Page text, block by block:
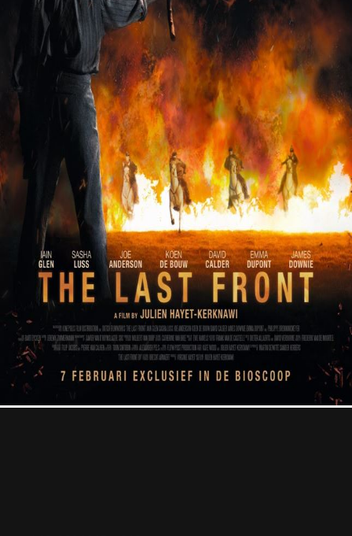
Over KFD
Professional
Contact